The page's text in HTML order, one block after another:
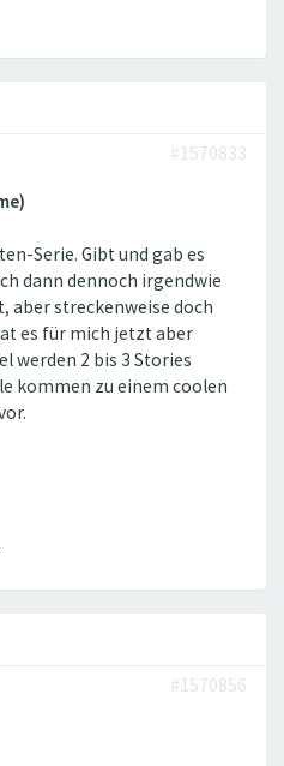
#1570833
Serie. Gibt und gab es
dann dennoch irgendwie
aber streckenweise doch
es für mich jetzt aber
werden 2 bis 3 Stories
kommen zu einem coolen
#1570856